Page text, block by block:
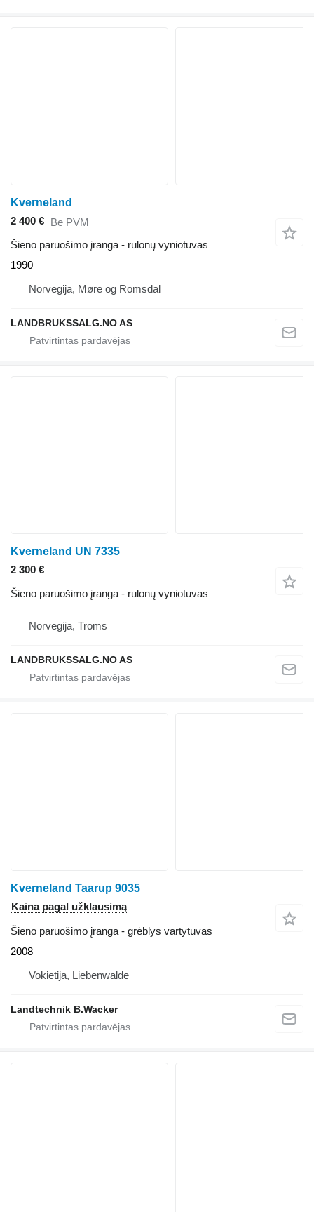
Kverneland
2 400 € Be PVM
Šieno paruošimo įranga - rulonų vyniotuvas
1990
Norvegija, Møre og Romsdal
LANDBRUKSSALG.NO AS
Kverneland UN 7335
2 300 €
Šieno paruošimo įranga - rulonų vyniotuvas
Norvegija, Troms
LANDBRUKSSALG.NO AS
Kverneland Taarup 9035
Kaina pagal užklausimą
Šieno paruošimo įranga - grėblys vartytuvas
2008
Vokietija, Liebenwalde
Landtechnik B.Wacker